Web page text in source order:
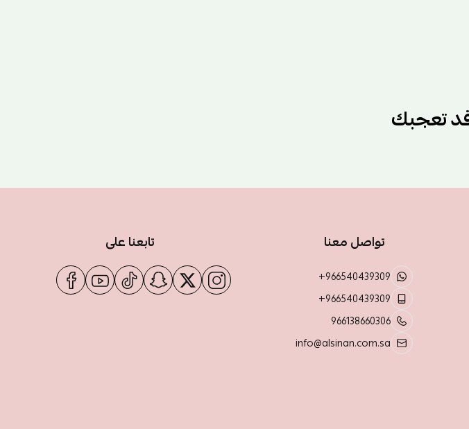
تعجبك
تواصل معنا
+966540439309
+966540439309
966138660306
info@alsinan.com.sa
تابعنا على